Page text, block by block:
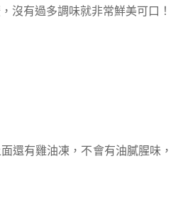
沒有過多調味就非常鮮美可口！
還有雞油凍， 不會有油膩腥味，